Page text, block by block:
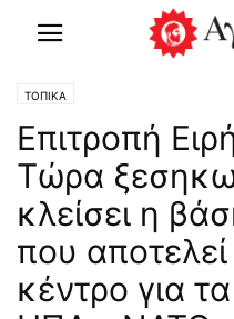
ΤΟΠΙΚΑ
Επιτροπή
Τώρα
κλείσει η
που
κέντρο για